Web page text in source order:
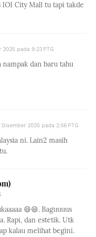
IOI City Mall tu tapi takde
2025 pada 9:23 PTG
dan baru tahu
Disember 2025 pada 2:56 PTG
ni. Lain2 masih
😄😄. Baguuuus
Rapi, dan estetik. Utk
kalau melihat begini.